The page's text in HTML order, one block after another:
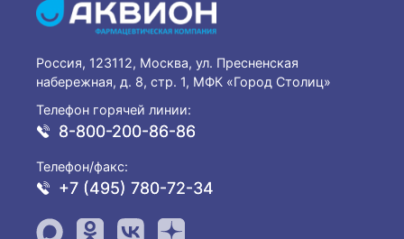
Россия, 123112, Москва, ул. Пресненская
набережная, д. 8, стр. 1, МФК «Город Столиц»
Телефон горячей линии:
8-800-200-86-86
Телефон/факс:
+7 (495) 780-72-34